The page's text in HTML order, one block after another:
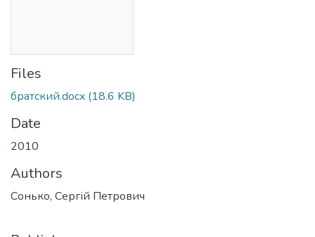
Files
братский.docx (18.6 KB)
Date
2010
Authors
Сонько, Сергій Петрович